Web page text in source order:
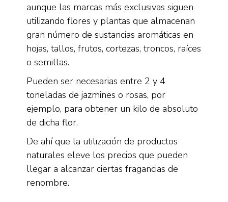
aunque las marcas más exclusivas siguen
utilizando flores y plantas que almacenan
gran número de sustancias aromáticas en
hojas, tallos, frutos, cortezas, troncos, raíces
o semillas.
Pueden ser necesarias entre 2 y 4
toneladas de jazmines o rosas, por
ejemplo, para obtener un kilo de absoluto
de dicha flor.
De ahí que la utilización de productos
naturales eleve los precios que pueden
llegar a alcanzar ciertas fragancias de
renombre.